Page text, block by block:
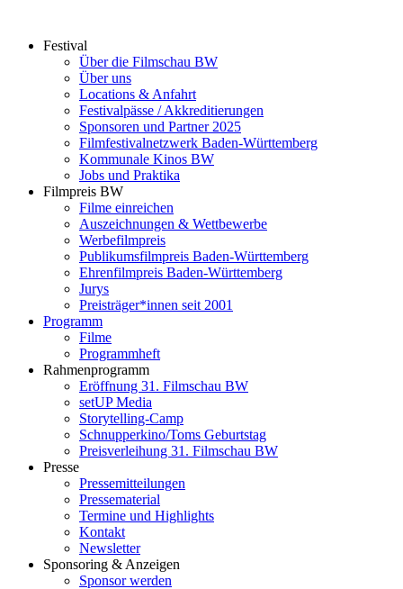
springenFestival
Über die Filmschau BW
Über uns
Locations & Anfahrt
Festivalpässe / Akkreditierungen
Sponsoren und Partner 2025
Filmfestivalnetzwerk ­Baden-Württemberg
Kommunale Kinos BW
Jobs und Praktika
Filmpreis BW
Filme einreichen
Auszeichnungen & Wettbewerbe
Werbefilmpreis
Publikumsfilmpreis Baden-Württemberg
Ehrenfilmpreis Baden-Württemberg
Jurys
Preisträger*innen seit 2001
Programm
Filme
Programmheft
Rahmenprogramm
Eröffnung 31. Filmschau BW
setUP Media
Storytelling-Camp
Schnupperkino/Toms Geburtstag
Preisverleihung 31. Filmschau BW
Presse
Pressemitteilungen
Pressematerial
Termine und Highlights
Kontakt
Newsletter
Sponsoring & Anzeigen
Sponsor werden